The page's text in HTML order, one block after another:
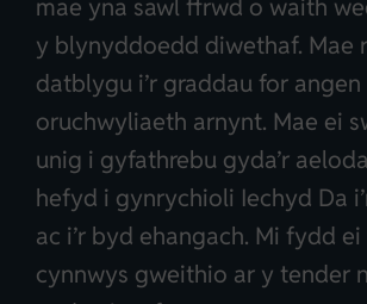
mae yna sawl ffrwd o waith
y blynyddoedd diwethaf. Mae
datblygu i’r graddau for
oruchwyliaeth arnynt. Mae ei
unig i gyfathrebu gyda’r
hefyd i gynrychioli Iechyd Da
ac i’r byd ehangach. Mi fydd
cynnwys gweithio ar y tender